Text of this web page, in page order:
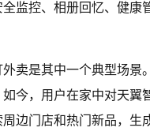
全监控、相册回忆、健康
外卖是其中一个典型场景
如今，用户在家中对天翼
周边门店和热门新品，生